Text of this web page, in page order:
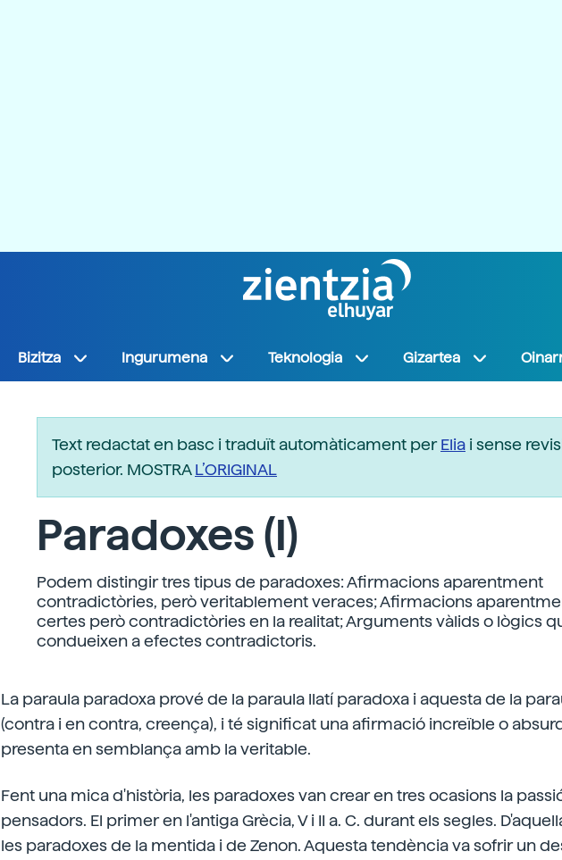
Bizitza Ingurumena Teknologia Gizartea
Text redactat en basc i traduït automàticament perElia i sense
posterior. MOSTRAL’ORIGINAL
Paradoxes (I)
Podem distingir tres tipus de paradoxes: Afirmacions aparentment
contradictòries, però veritablement veraces; Afirmacions
certes però contradictòries en la realitat; Arguments vàlids o lògics
condueixen a efectes contradictoris.
La paraula paradoxa prové de la paraula llatí paradoxa i aquesta de la
(contra i en contra, creença), i té significat una afirmació increïble o
presenta en semblança amb la veritable.
Fent una mica d'història, les paradoxes van crear en tres ocasions la
pensadors. El primer en l'antiga Grècia, V i II a. C. durant els segles.
les paradoxes de la mentida i de Zenon. Aquesta tendència va sofrir un